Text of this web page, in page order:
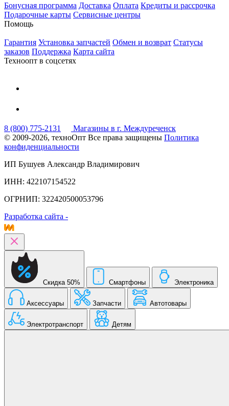
Бонусная программа Доставка Оплата Кредиты и рассрочка
Подарочные карты Сервисные центры
Помощь
Гарантия Установка запчастей Обмен и возврат Статусы
заказов Поддержка Карта сайта
Техноопт в соцсетях
8 (800) 775-2131
Магазины в г. Междуреченск
© 2009-2026, техноОпт Все права защищены Политика
конфиденциальности
ИП Бушуев Александр Владимирович
ИНН: 422107154522
ОГРНИП: 322420500053796
Разработка сайта -
Скидка 50% Смартфоны Электроника
Аксессуары Запчасти Автотовары
Электротранспорт Детям